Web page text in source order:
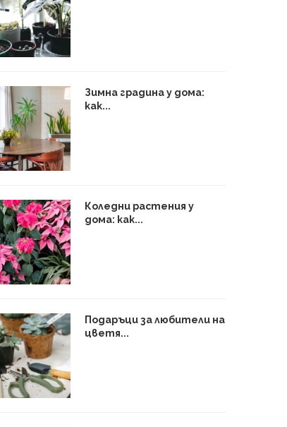
Зимна градина у дома:
как...
Коледни растения у
дома: как...
Подаръци за любители на
цветя...